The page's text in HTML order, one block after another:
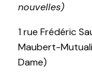
nouvelles)
1 rue Frédéric
Maubert-
Dame)